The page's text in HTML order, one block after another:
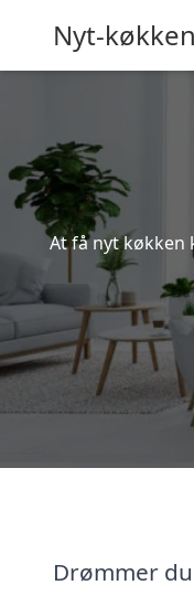
Nyt-
At få nyt køkken
Drømmer